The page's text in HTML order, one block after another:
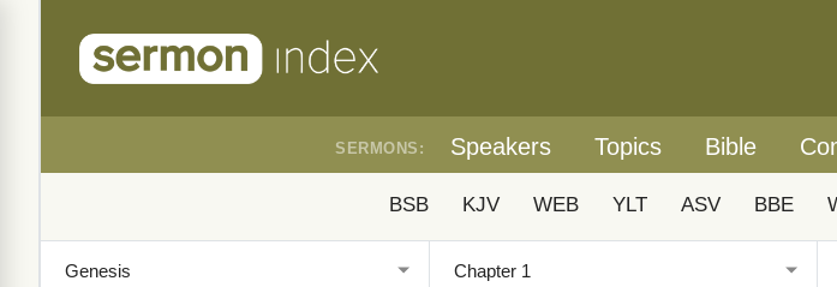
SERMONS: Speakers Topics Bible
BSB KJV WEB YLT ASV BBE